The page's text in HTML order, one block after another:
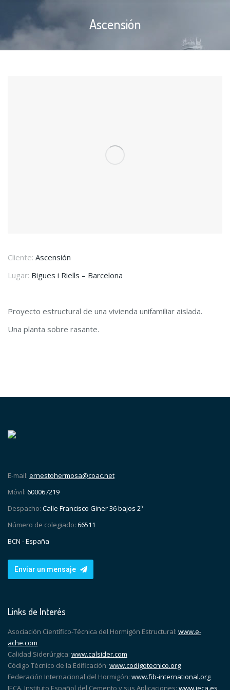
Ascensión
Cliente: Ascensión
Lugar: Bigues i Riells – Barcelona
Proyecto estructural de una vivienda unifamiliar aislada.
Una planta sobre rasante.
E-mail: ernestohermosa@coac.net
Móvil: 600067219
Despacho: Calle Francisco Giner 36 bajos 2º
Número de colegiado: 66511
BCN - España
Enviar un mensaje
Links de Interés
Asociación Científico-Técnica del Hormigón Estructural: www.e-
ache.com
Calidad Siderúrgica: www.calsider.com
Código Técnico de la Edificación: www.codigotecnico.org
Federación Internacional del Hormigón: www.fib-international.org
IECA. Instituto Español del Cemento y sus Aplicaciones: www.ieca.es